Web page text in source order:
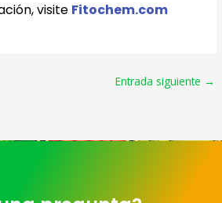
visite Fitochem.com
Entrada siguiente →